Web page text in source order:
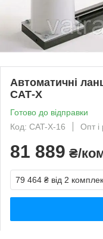
Автоматичні
САТ-X
Готово до відправки
Код: CAT-X-16
Опт і
81 889 ₴/
79 464 ₴ від 2